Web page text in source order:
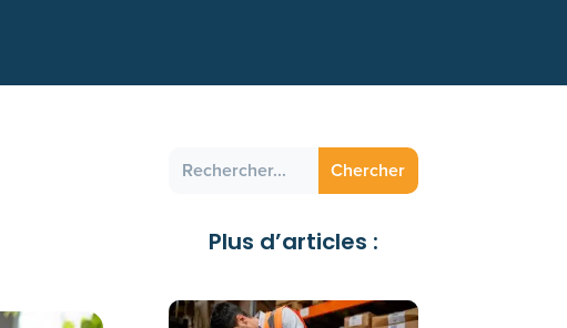
Plus d’articles :